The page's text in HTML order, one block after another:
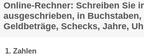
Online-Rechner: Schreiben Sie
ausgeschrieben, in Buchstaben,
Geldbeträge, Schecks, Jahre,
1. Zahlen